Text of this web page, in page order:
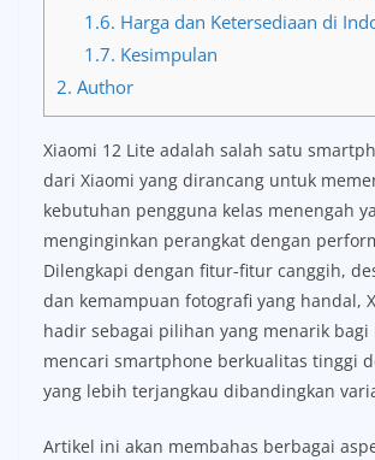
1.6. Harga dan Ketersediaan di
1.7. Kesimpulan
2. Author
Xiaomi 12 Lite adalah salah satu
dari Xiaomi yang dirancang untuk
kebutuhan pengguna kelas menengah
menginginkan perangkat dengan
Dilengkapi dengan fitur-fitur canggih,
dan kemampuan fotografi yang handal,
hadir sebagai pilihan yang menarik bagi
mencari smartphone berkualitas tinggi
yang lebih terjangkau dibandingkan
Artikel ini akan membahas berbagai